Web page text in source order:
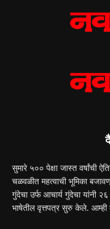
सुमारे ५०० पेक्षा जास्त वर्षांची
चळवळीत महत्वाची भूमिका
गुंदेचा उर्फ आचार्य गुंदेचा यांनी २६
भाषेतील वृत्तपत्र सुरु केले. आम्ही